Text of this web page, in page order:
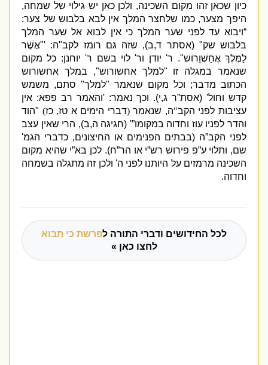
כיון שכאן זהו מקום השכינה,ולכן כאן יש גילוי של שמחה,
היפך מצער,כמו שלחצר המלך אין לבא בלבוש של צער:
ויבוא עד לפני שער המלך כי אין לבוא אל שער המלך
בלבוש שק" (אסתר ד ב),שזה גם רומז לקב"ה: '" אֲשֶׁר
לַמֶּלֶךְ אֲחַשְׁוֵרוֹשׁ".ר 'יודן ור 'לוי בשם ר 'יוחנן:כל מקום
שנאמר במגלה זו" למלך אחשורוש",במלך אחשורוש
הכתוב מדבר;וכל מקום שנאמר"למלך"סתם,משמש
קדש וחול' (אסת”ר ג,
).וכך נאמר: 'והאמר רב פפא:אין
עציבות לפני הקב"ה,שנאמר(דברי הימים א טז ,כז )
"הוד
והדר לפניו עוז וחדוה במקומו”' (חגיגה ה ב),הרי שאין עצב
לפני הקב”ה(בבתים הפנימים או החיצונים,כדברי הגמ'
שם,ותלוי ע”פ פירוש רש”י או הר”ח).לכן בא”י שהיא מקום
השכינה מרמזים על היותנו לפני ה 'ולכן זה מתגלה בשמחה
וחדוה.
לכל החידושים ודברי התורה לפרשת כי תבוא
לחצו כאן »